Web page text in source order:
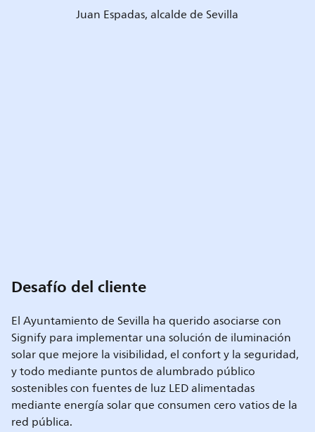
Juan Espadas, alcalde de Sevilla
Desafío del cliente
El Ayuntamiento de Sevilla ha querido asociarse con
Signify para implementar una solución de iluminación
solar que mejore la visibilidad, el confort y la seguridad,
y todo mediante puntos de alumbrado público
sostenibles con fuentes de luz LED alimentadas
mediante energía solar que consumen cero vatios de la
red pública.